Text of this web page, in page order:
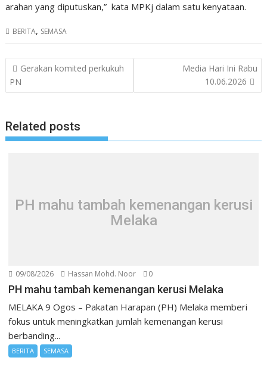
arahan yang diputuskan,” kata MPKj dalam satu kenyataan.
BERITA, SEMASA
Post
navigation
Gerakan komited perkukuh
PN
Media Hari Ini Rabu
10.06.2026
Related posts
PH mahu tambah kemenangan kerusi
Melaka
09/08/2026 Hassan Mohd. Noor 0
PH mahu tambah kemenangan kerusi Melaka
MELAKA 9 Ogos – Pakatan Harapan (PH) Melaka memberi
fokus untuk meningkatkan jumlah kemenangan kerusi
berbanding...
BERITA SEMASA